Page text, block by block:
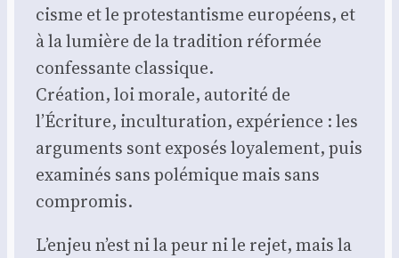
cisme et le pro­tes­tan­tisme euro­péens, et
à la lumière de la tra­di­tion réfor­mée
confes­sante clas­sique.
Créa­tion, loi morale, auto­ri­té de
l’Écriture, incul­tu­ra­tion, expé­rience : les
argu­ments sont expo­sés loya­le­ment, puis
exa­mi­nés sans polé­mique mais sans
com­pro­mis.
L’enjeu n’est ni la peur ni le rejet, mais la